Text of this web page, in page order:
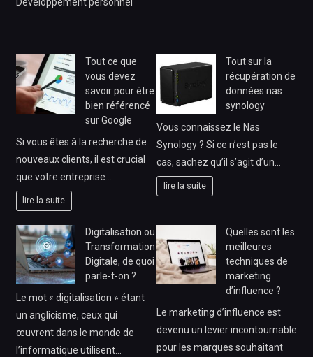
Tout ce que
vous devez
savoir pour être
bien référencé
sur Google
Si vous êtes à la recherche de
nouveaux clients, il est crucial
que votre entreprise…
lire la suite
Tout sur la
récupération de
données nas
synology
Vous connaissez le Nas
Synology ? Si ce n’est pas le
cas, sachez qu’il s’agit d’un…
lire la suite
Digitalisation ou
Transformation
Digitale, de quoi
parle-t-on ?
Le mot « digitalisation » étant
un anglicisme, ceux qui
œuvrent dans le monde de
l’informatique utilisent…
Quelles sont les
meilleures
techniques de
marketing
d’influence ?
Le marketing d’influence est
devenu un levier incontournable
pour les marques souhaitant